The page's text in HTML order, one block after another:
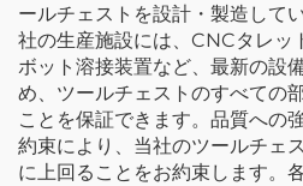
ールチェストを設計・製造して
社の生産施設には、CNCタレッ
ボット溶接装置など、最新の設
め、ツールチェストのすべての
ことを保証できます。品質への
約束により、当社のツールチェ
に上回ることをお約束します。